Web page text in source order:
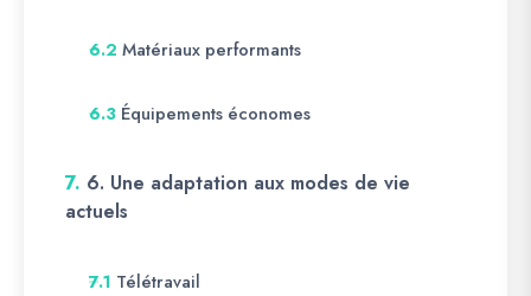
6.2 Matériaux performants
6.3 Équipements économes
7. 6. Une adaptation aux modes de vie
actuels
7.1 Télétravail